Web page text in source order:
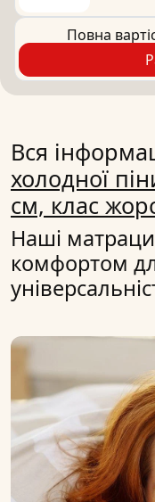
Повна
Вся
холодної
см, клас
Наші
комфортом